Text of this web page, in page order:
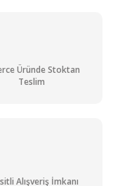
Üründe Stoktan
Teslim
Alışveriş İmkanı